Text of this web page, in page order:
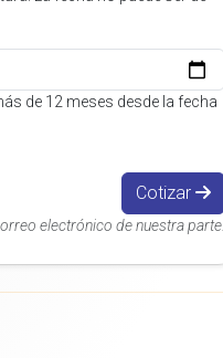
de 12 meses desde la fecha
Cotizar
electrónico de nuestra parte.